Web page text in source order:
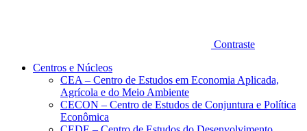
Contraste
Centros e Núcleos
CEA – Centro de Estudos em Economia Aplicada,
Agrícola e do Meio Ambiente
CECON – Centro de Estudos de Conjuntura e Política
Econômica